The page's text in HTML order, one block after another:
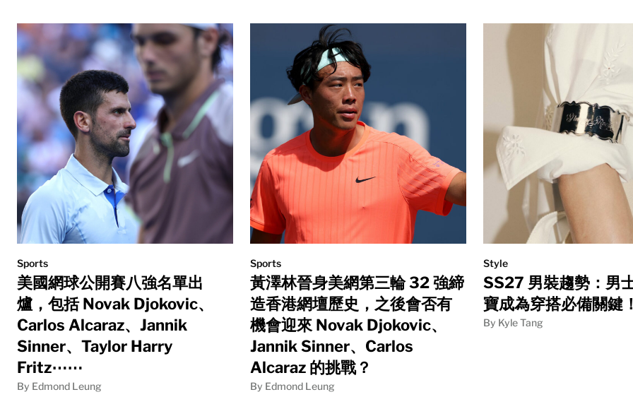
Sports
美國網球公開賽八強名單出
爐，包括 Novak Djokovic、
Carlos Alcaraz、Jannik
Sinner、Taylor Harry
Fritz⋯⋯
By Edmond Leung
Sports
黃澤林晉身美網第三輪 32 強締
造香港網壇歷史，之後會否有
機會迎來 Novak Djokovic、
Jannik Sinner、Carlos
Alcaraz 的挑戰？
By Edmond Leung
Style
SS27 男裝趨勢：男
寶成為穿搭必備關鍵
By Kyle Tang